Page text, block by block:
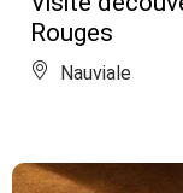
Rouges
Nauviale